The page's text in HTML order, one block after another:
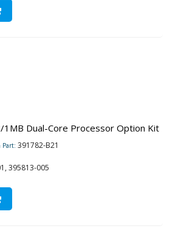
1MB Dual-Core Processor Option Kit
Part: 391782-B21
395813-005